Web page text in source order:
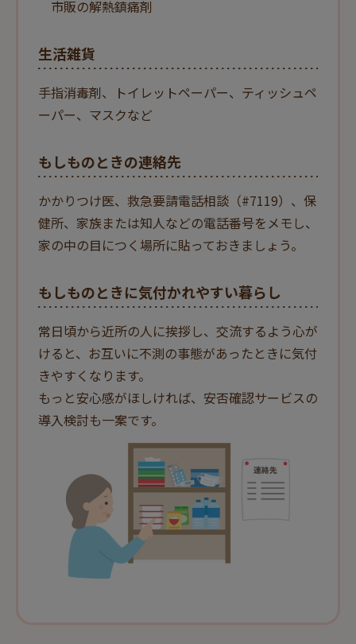
市販の解熱鎮痛剤
生活雑貨
手指消毒剤、トイレットペーパー、ティッシュペ
ーパー、マスクなど
もしものときの連絡先
かかりつけ医、救急要請電話相談（#7119）、保
健所、家族または知人などの電話番号をメモし、
家の中の目につく場所に貼っておきましょう。
もしものときに気付かれやすい暮らし
常日頃から近所の人に挨拶し、交流するよう心が
けると、お互いに不測の事態があったときに気付
きやすくなります。
もっと安心感がほしければ、安否確認サービスの
導入検討も一案です。